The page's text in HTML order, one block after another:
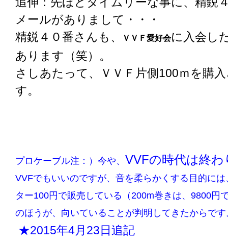
メールがありまして・・・
精鋭４０番さんも、
ＶＶＦ愛好会に入会し
あります（笑）。
さしあたって、ＶＶＦ片側100ｍを購
す。
プロケーブル注：）今や、 VVFの時代は終
VVFでもいいのですが、音を柔らかくする目的に
ター100円で販売している（200m巻きは、9800円
のほうが、向いていることが判明してきたからです
★2015年4月23日追記